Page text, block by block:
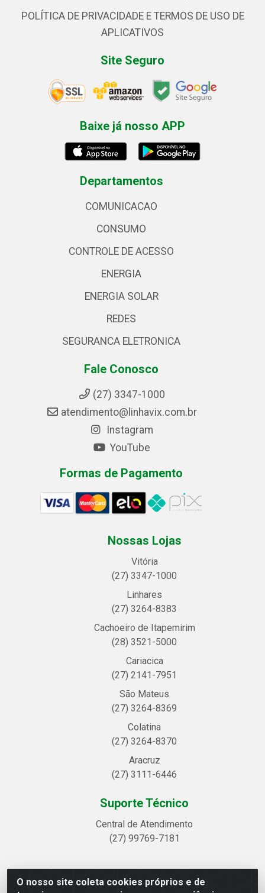
O nosso site coleta cookies próprios e de
POLÍTICA DE PRIVACIDADE E TERMOS DE USO DE
APLICATIVOS
Site Seguro
Baixe já nosso APP
Departamentos
COMUNICACAO
CONSUMO
CONTROLE DE ACESSO
ENERGIA
ENERGIA SOLAR
REDES
SEGURANCA ELETRONICA
Fale Conosco
(27) 3347-1000
atendimento@linhavix.com.br
Instagram
YouTube
Formas de Pagamento
Nossas Lojas
Vitória
(27) 3347-1000
Linhares
(27) 3264-8383
Cachoeiro de Itapemirim
(28) 3521-5000
Cariacica
(27) 2141-7951
São Mateus
(27) 3264-8369
Colatina
(27) 3264-8370
Aracruz
(27) 3111-6446
Suporte Técnico
Central de Atendimento
(27) 99769-7181
Linhavix Distribuidora LTDA - Avenida Alegre, 2521 -